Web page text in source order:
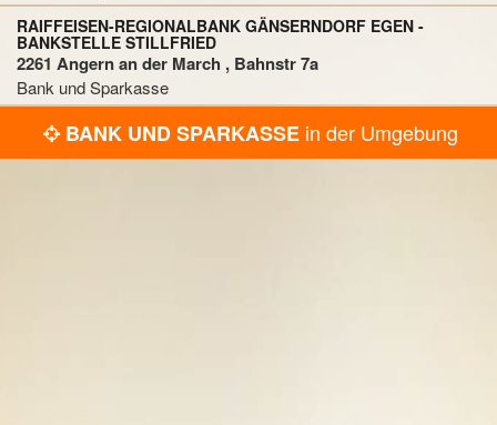
RAIFFEISEN-REGIONALBANK GÄNSERNDORF EGEN -
BANKSTELLE STILLFRIED
2261 Angern an der March , Bahnstr 7a
Bank und Sparkasse
BANK UND SPARKASSE in der Umgebung